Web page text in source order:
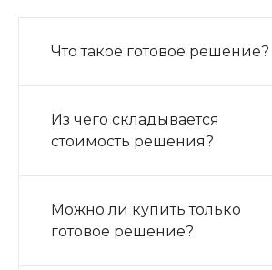
Что такое готовое решение?
Из чего складывается
стоимость решения?
Можно ли купить только
готовое решение?